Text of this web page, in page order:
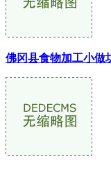
佛冈县食物加工小做